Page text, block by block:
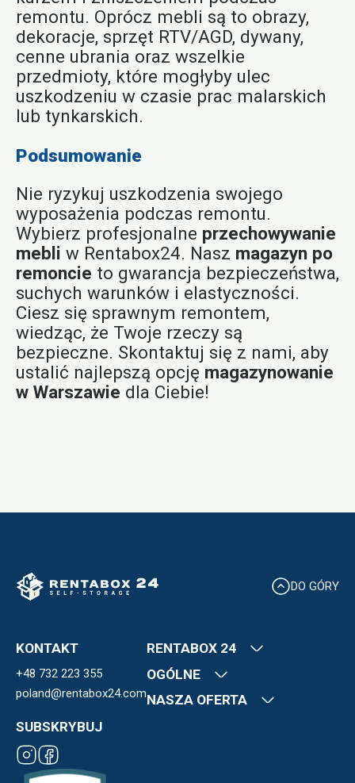
remontu. Oprócz mebli są to obrazy,
dekoracje, sprzęt RTV/AGD, dywany,
cenne ubrania oraz wszelkie
przedmioty, które mogłyby ulec
uszkodzeniu w czasie prac malarskich
lub tynkarskich.
Podsumowanie
Nie ryzykuj uszkodzenia swojego
wyposażenia podczas remontu.
Wybierz profesjonalne przechowywanie
mebli w Rentabox24. Nasz magazyn po
remoncie to gwarancja bezpieczeństwa,
suchych warunków i elastyczności.
Ciesz się sprawnym remontem,
wiedząc, że Twoje rzeczy są
bezpieczne. Skontaktuj się z nami, aby
ustalić najlepszą opcję magazynowanie
w Warszawie dla Ciebie!
DO GÓRY
KONTAKT
+48 732 223 355
poland@rentabox24.com
SUBSKRYBUJ
RENTABOX 24
Kim jesteśmy
FAQ
OGÓLNE
Kontakt
NASZA OFERTA